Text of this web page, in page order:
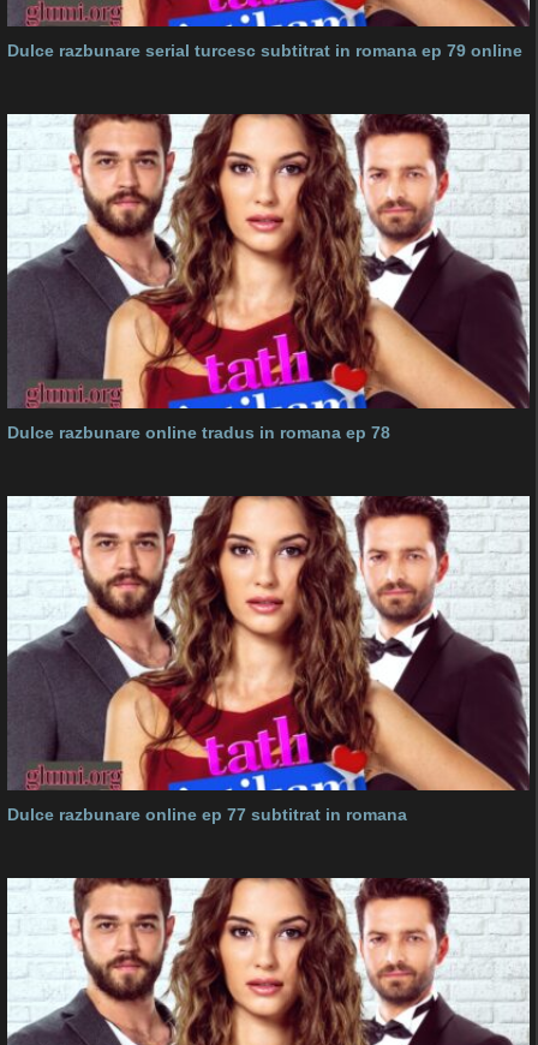
Dulce razbunare serial turcesc subtitrat in romana ep 79 online
Dulce razbunare online tradus in romana ep 78
Dulce razbunare online ep 77 subtitrat in romana